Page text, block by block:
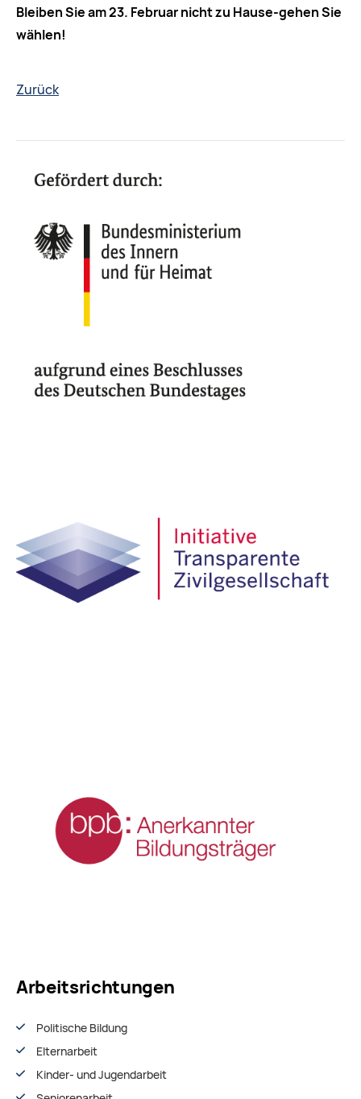
Bleiben Sie am 23. Februar nicht zu Hause-gehen Sie
wählen!
Zurück
Arbeitsrichtungen
Politische Bildung
Elternarbeit
Kinder- und Jugendarbeit